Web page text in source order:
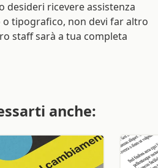
desideri ricevere assistenza
tipografico, non devi far altro
staff sarà a tua completa
anche: